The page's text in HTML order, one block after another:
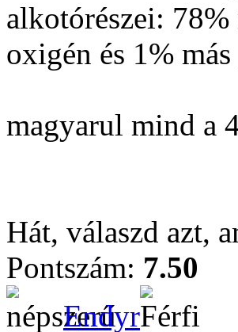
alkotórészei:
oxigén és 1%
magyarul mind a
Hát, válaszd azt,
Pontszám: 7.50
Endyr